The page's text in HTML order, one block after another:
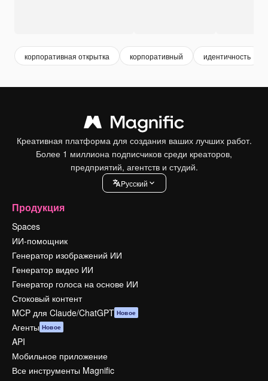
корпоративная открытка корпоративный идентичность
Креативная платформа для создания ваших лучших работ.
Более 1 миллиона подписчиков среди креаторов,
предприятий, агентств и студий.
Pусский
Продукция
Spaces
ИИ-помощник
Генератор изображений ИИ
Генератор видео ИИ
Генератор голоса на основе ИИ
Стоковый контент
MCP для Claude/ChatGPT Новое
Агенты Новое
API
Мобильное приложение
Все инструменты Magnific